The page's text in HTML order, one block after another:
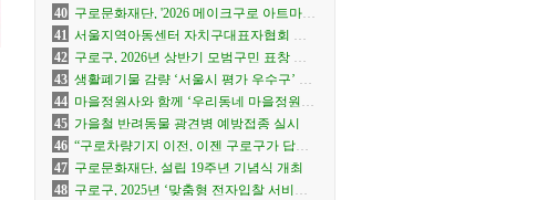
량강화 워크숍’개최
40 구로문화재단, '2026 메이크구로 아트마
켓' 참가자 모집
41 서울지역아동센터 자치구대표자협회 창
립총회 개최
42 구로구, 2026년 상반기 모범구민 표창 수
여
43 생활폐기물 감량 ‘서울시 평가 우수구’ 선
정
44 마을정원사와 함께 ‘우리동네 마을정원’
식재 행사 개최
45 가을철 반려동물 광견병 예방접종 실시
46 “구로차량기지 이전, 이젠 구로구가 답해
야 할 때”
47 구로문화재단, 설립 19주년 기념식 개최
48 구로구, 2025년 ‘맞춤형 전자입찰 서비스